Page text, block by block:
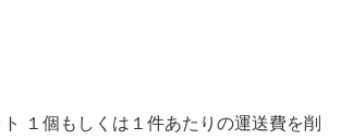
１個もしくは１件あたりの運送費を削